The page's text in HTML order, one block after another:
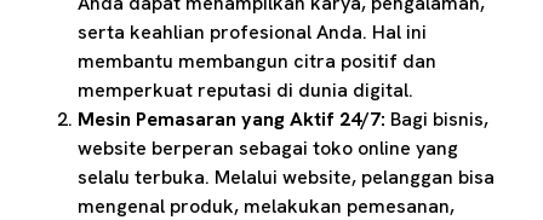
serta keahlian profesional Anda. Hal ini
membantu membangun citra positif dan
memperkuat reputasi di dunia digital.
Mesin Pemasaran yang Aktif 24/7: Bagi bisnis,
website berperan sebagai toko online yang
selalu terbuka. Melalui website, pelanggan bisa
mengenal produk, melakukan pemesanan,